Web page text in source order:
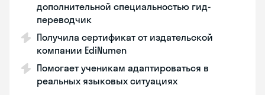
дополнительной специальностью гид-
переводчик
Получила сертификат от издательской
компании EdiNumen
Помогает ученикам адаптироваться в
реальных языковых ситуациях